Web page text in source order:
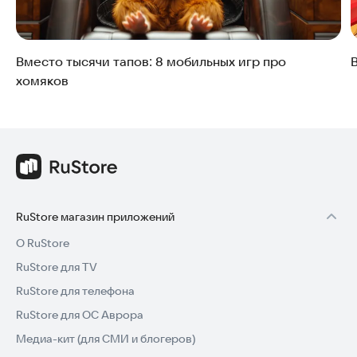
Вместо тысячи тапов: 8 мобильных игр про
хомяков
RuStore магазин приложений
О RuStore
RuStore для TV
RuStore для телефона
RuStore для ОС Аврора
Медиа-кит (для СМИ и блогеров)